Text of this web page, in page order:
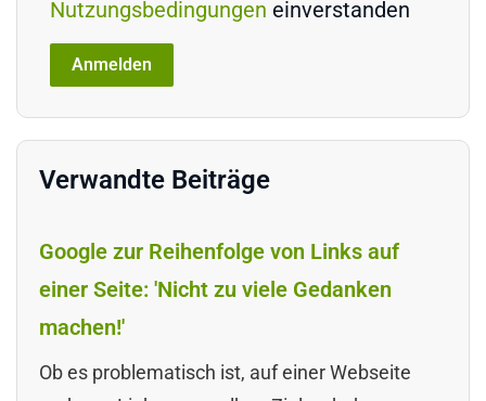
Nutzungsbedingungen einverstanden
Verwandte Beiträge
Google zur Reihenfolge von Links auf
einer Seite: 'Nicht zu viele Gedanken
machen!'
Ob es problematisch ist, auf einer Webseite